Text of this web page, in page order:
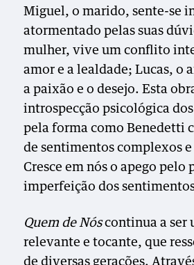
Miguel, o marido, sente-se
atormentado pelas suas
mulher, vive um conflito
amor e a lealdade; Lucas, o
a paixão e o desejo. Esta
introspecção psicológica dos
pela forma como Benedetti
de sentimentos complexos
Cresce em nós o apego pelo
imperfeição dos
Quem de Nóscontinua a ser
relevante e tocante, que
de diversas gerações.